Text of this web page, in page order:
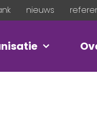
nieuws